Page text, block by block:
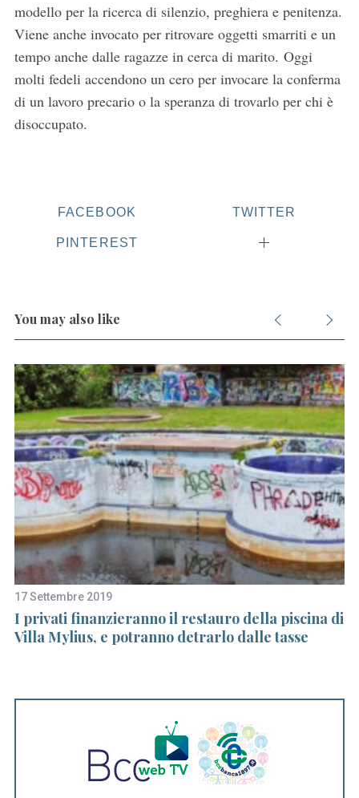
modello per la ricerca di silenzio, preghiera e penitenza.
Viene anche invocato per ritrovare oggetti smarriti e un
tempo anche dalle ragazze in cerca di marito. Oggi
molti fedeli accendono un cero per invocare la conferma
di un lavoro precario o la speranza di trovarlo per chi è
disoccupato.
FACEBOOK TWITTER
PINTEREST
You may also like
17 Settembre 2019
I privati finanzieranno il restauro della piscina di
Villa Mylius, e potranno detrarlo dalle tasse
S
e
a
f